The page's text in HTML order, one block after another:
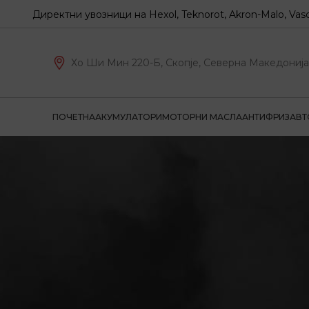
увозници на Hexol, Teknorot, Akron-Malo, Vasco, PTZ,
Хо Ши Мин 220-Б, Скопје, Северна Македонија
ПОЧЕТНААКУМУЛАТОРИМОТОРНИ МАСЛААНТИФРИЗ